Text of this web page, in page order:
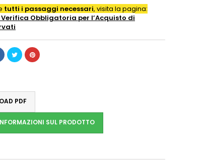
tutti i passaggi necessari, visita la pagina:
Obbligatoria per l’Acquisto di
PDF
SUL PRODOTTO